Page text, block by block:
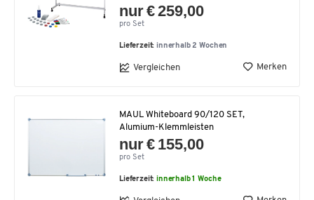
nur € 259,00
pro Set
Lieferzeit: innerhalb 2 Wochen
Vergleichen Merken
MAUL Whiteboard 90/120 SET,
Alumium-Klemmleisten
nur € 155,00
pro Set
Lieferzeit:innerhalb 1 Woche